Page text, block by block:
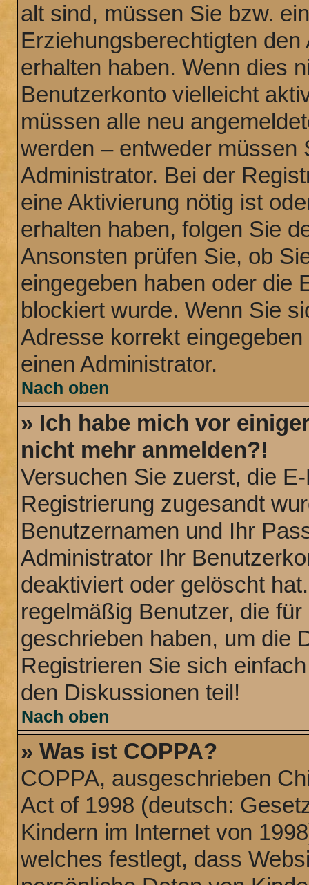
alt sind, müssen Sie bzw.
Erziehungsberechtigten
erhalten haben. Wenn dies
Benutzerkonto vielleicht
müssen alle neu
werden – entweder müssen
Administrator. Bei der
eine Aktivierung nötig ist
erhalten haben, folgen Sie
Ansonsten prüfen Sie, ob
eingegeben haben oder die
blockiert wurde. Wenn Sie
Adresse korrekt
einen Administrator.
Nach oben
» Ich habe mich vor
nicht mehr anmelden?!
Versuchen Sie zuerst, die
Registrierung zugesandt
Benutzernamen und Ihr
Administrator Ihr
deaktiviert oder gelöscht
regelmäßig Benutzer, die
geschrieben haben, um die
Registrieren Sie sich
den Diskussionen teil!
Nach oben
» Was ist COPPA?
COPPA, ausgeschrieben
Act of 1998 (deutsch:
Kindern im Internet von
welches festlegt, dass